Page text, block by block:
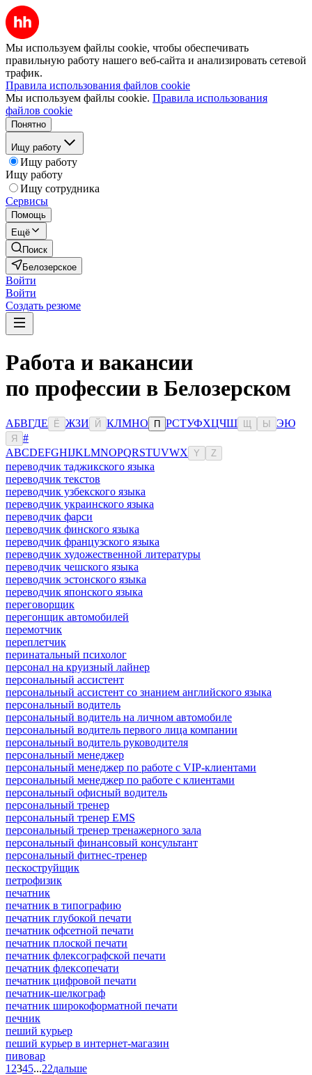
Мы используем файлы cookie, чтобы обеспечивать
правильную работу нашего веб-сайта и анализировать сетевой
трафик.
Правила использования файлов cookie
Мы используем файлы cookie. Правила использования
файлов cookie
Понятно
Ищу работу
Ищу работу
Ищу работу
Ищу сотрудника
Сервисы
Помощь
Ещё
Поиск
Белозерское
Войти
Войти
Создать резюме
Работа и вакансии
по профессии в Белозерском
АБВГДЕ Ё ЖЗИ Й КЛМНО П РСТУФХЦЧШ Ы ЭЮ
Я
#
ABCDEFGHIJKLMNOPQRSTUVWX Y Z
переводчик таджикского языка
переводчик текстов
переводчик узбекского языка
переводчик украинского языка
переводчик фарси
переводчик финского языка
переводчик французского языка
переводчик художественной литературы
переводчик чешского языка
переводчик эстонского языка
переводчик японского языка
переговорщик
перегонщик автомобилей
перемотчик
переплетчик
перинатальный психолог
персонал на круизный лайнер
персональный ассистент
персональный ассистент со знанием английского языка
персональный водитель
персональный водитель на личном автомобиле
персональный водитель первого лица компании
персональный водитель руководителя
персональный менеджер
персональный менеджер по работе с VIP-клиентами
персональный менеджер по работе с клиентами
персональный офисный водитель
персональный тренер
персональный тренер EMS
персональный тренер тренажерного зала
персональный финансовый консультант
персональный фитнес-тренер
пескоструйщик
петрофизик
печатник
печатник в типографию
печатник глубокой печати
печатник офсетной печати
печатник плоской печати
печатник флексографской печати
печатник флексопечати
печатник цифровой печати
печатник-шелкограф
печатник широкоформатной печати
печник
пеший курьер
пеший курьер в интернет-магазин
пивовар
1 2345...22дальше